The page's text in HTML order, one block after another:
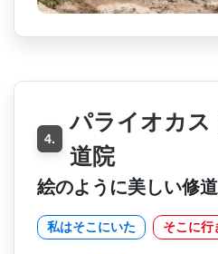
4.
パライオカス
道院
絵のように美しい修
私はそこにいた そこに行